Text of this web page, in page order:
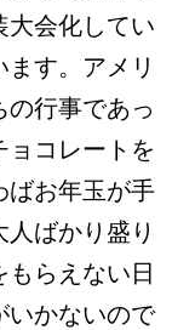
大会化してい
す。アメリ
の行事であっ
ョコレートを
ばお年玉が手
ばかり盛り
らえない日
いかないので